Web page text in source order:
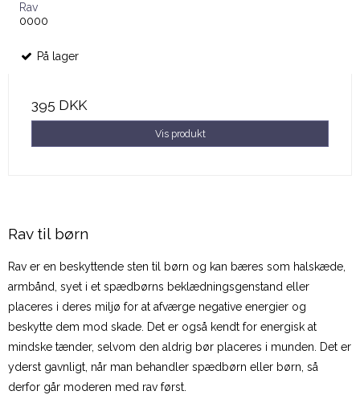
Rav
0000
På lager
395 DKK
Vis produkt
Rav til børn
Rav er en beskyttende sten til børn og kan bæres som halskæde,
armbånd, syet i et spædbørns beklædningsgenstand eller
placeres i deres miljø for at afværge negative energier og
beskytte dem mod skade. Det er også kendt for energisk at
mindske tænder, selvom den aldrig bør placeres i munden. Det er
yderst gavnligt, når man behandler spædbørn eller børn, så
derfor går moderen med rav først.